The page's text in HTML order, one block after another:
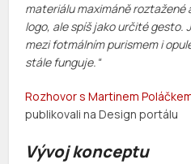
materiálu maximáně roztažené
logo, ale spíš jako určité gesto.
mezi fotmálním purismem i
stále funguje.“
Rozhovor s Martinem
publikovali na Design portálu
Vývoj konceptu